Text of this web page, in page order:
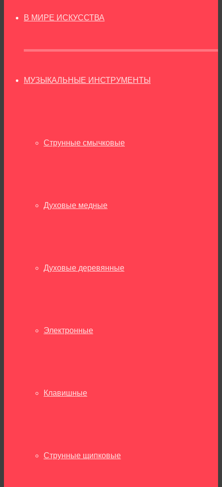
В МИРЕ ИСКУССТВА
МУЗЫКАЛЬНЫЕ ИНСТРУМЕНТЫ
Струнные смычковые
Духовые медные
Духовые деревянные
Электронные
Клавишные
Струнные щипковые